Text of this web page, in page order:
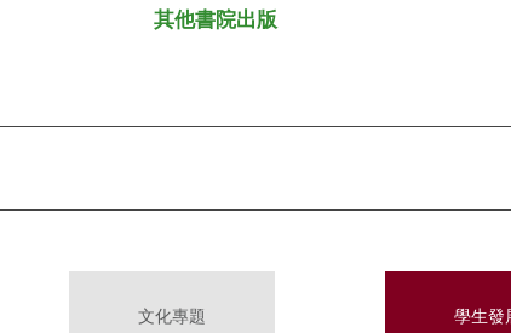
其他書院出版
文化專題 學生發